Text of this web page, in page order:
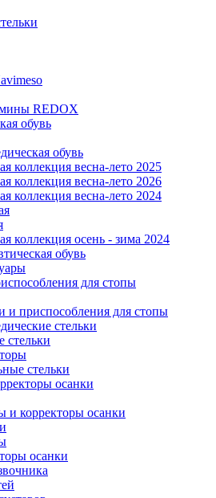
REDOX
обувь
обувь
коллекция весна-лето 2025
коллекция весна-лето 2026
коллекция весна-лето 2024
коллекция осень - зима 2024
обувь
для стопы
и приспособления для стопы
стельки
стельки
стельки
осанки
и корректоры осанки
осанки